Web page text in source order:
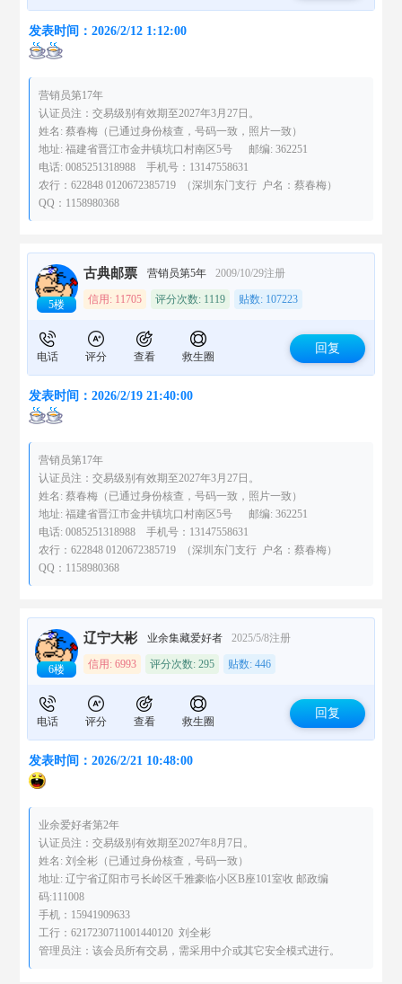
发表时间：2026/2/12 1:12:00
营销员第17年
认证员注：交易级别有效期至2027年3月27日。
姓名: 蔡春梅（已通过身份核查，号码一致，照片一致）
地址: 福建省晋江市金井镇坑口村南区5号 邮编: 362251
电话: 0085251318988 手机号：13147558631
农行：622848 0120672385719 （深圳东门支行 户名：蔡春梅）
QQ：1158980368
5楼
古典邮票 营销员第5年 2009/10/29注册
信用: 11705 评分次数: 1119 贴数: 107223
电话 评分 查看 救生圈
回复
发表时间：2026/2/19 21:40:00
营销员第17年
认证员注：交易级别有效期至2027年3月27日。
姓名: 蔡春梅（已通过身份核查，号码一致，照片一致）
地址: 福建省晋江市金井镇坑口村南区5号 邮编: 362251
电话: 0085251318988 手机号：13147558631
农行：622848 0120672385719 （深圳东门支行 户名：蔡春梅）
QQ：1158980368
6楼
辽宁大彬 业余集藏爱好者 2025/5/8注册
信用: 6993 评分次数: 295 贴数: 446
电话 评分 查看 救生圈
回复
发表时间：2026/2/21 10:48:00
业余爱好者第2年
认证员注：交易级别有效期至2027年8月7日。
姓名: 刘全彬（已通过身份核查，号码一致）
地址: 辽宁省辽阳市弓长岭区千雅豪临小区B座101室收 邮政编
码:111008
手机：15941909633
工行：6217230711001440120 刘全彬
管理员注：该会员所有交易，需采用中介或其它安全模式进行。